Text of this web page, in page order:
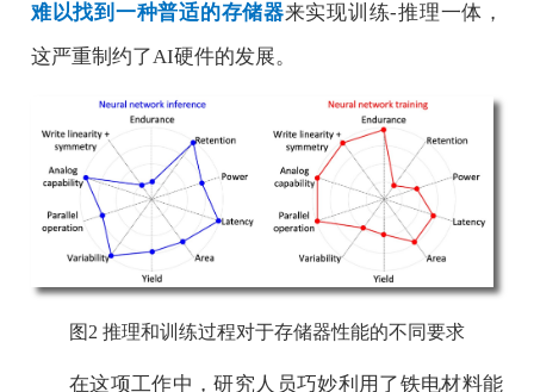
难以找到一种普适的存储器来实现训练-推理一体，
这严重制约了AI硬件的发展。
图 2 推理和训练过程对于存储器性能的不同要求
在这项工作中，研究人员巧妙利用了铁电材料能